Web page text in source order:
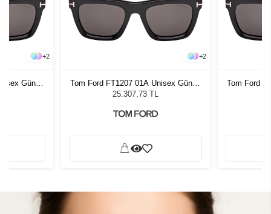
+2
Güneş
+2
Tom Ford FT1207 01A Unisex Güneş
Gözlüğü
25.307,73 TL
Tom Ford